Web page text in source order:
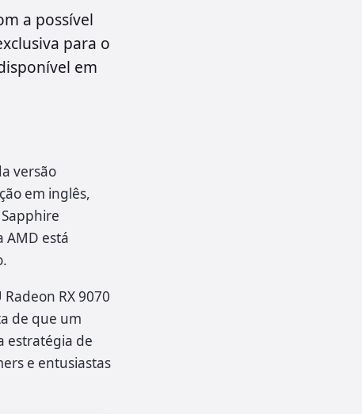
a possível
para o
em
versão
em inglês,
AMD está
RX 9070
de que um
estratégia de
e entusiastas